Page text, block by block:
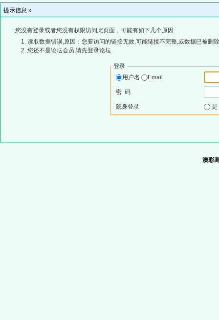
提示信息 »
您没有登录或者您没有权限访问此页面，可能有如下几个原因:
读取数据错误,原因：您要访问的链接无效,可能链接不完整,或数据已被删
您还不是论坛会员,请先登录论坛
登录
用户名
Email
密 码
隐身登录
澳彩